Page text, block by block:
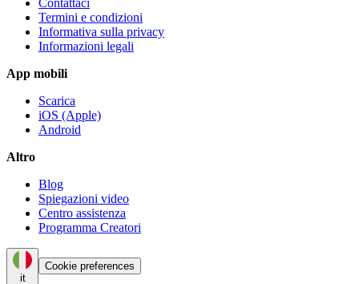
Termini e condizioni
Informativa sulla privacy
Informazioni legali
App mobili
Scarica
iOS (Apple)
Android
Altro
Blog
Spiegazioni video
Centro assistenza
Programma Creatori
it
Cookie preferences